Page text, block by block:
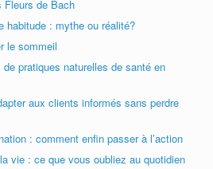
Fleurs de Bach
habitude : mythe ou réalité?
le sommeil
pratiques naturelles de santé en
aux clients informés sans perdre
: comment enfin passer à l’action
vie : ce que vous oubliez au quotidien